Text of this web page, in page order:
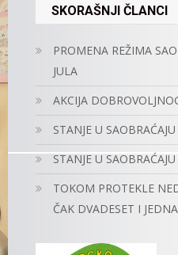
SKORAŠNJI ČLANCI
PROMENA REŽIMA
JULA
AKCIJA
STANJE U SAOBRAĆAJU
STANJE U SAOBRAĆAJU
TOKOM PROTEKLE
ČAK DVADESET I